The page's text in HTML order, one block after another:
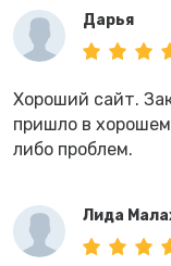
Дарья
Хороший сайт.
пришло в
либо проблем.
Лида